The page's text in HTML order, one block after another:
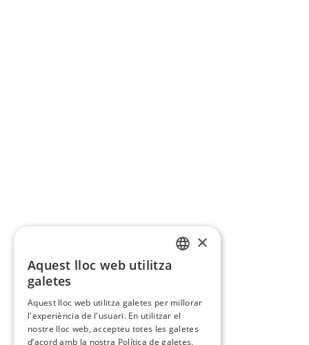
×
Aquest lloc web utilitza
galetes
Aquest lloc web utilitza galetes per millorar
l'experiència de l'usuari. En utilitzar el
nostre lloc web, accepteu totes les galetes
d’acord amb la nostra Política de galetes.